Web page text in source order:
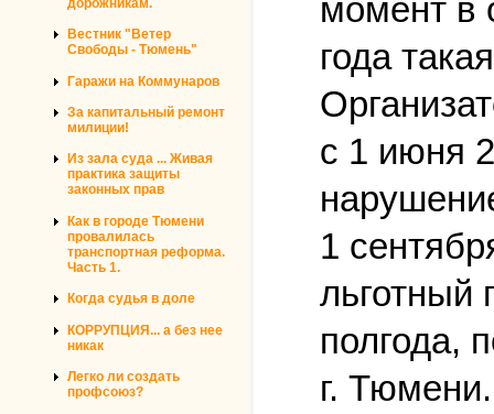
Вестник "Ветер
Свободы - Тюмень"
Гаражи на Коммунаров
За капитальный ремонт
милиции!
Из зала суда ... Живая
практика защиты
законных прав
Как в городе Тюмени
провалилась
транспортная реформа.
Часть 1.
Когда судья в доле
КОРРУПЦИЯ... а без нее
никак
Легко ли создать
профсоюз?
момент в
года
с 1 июня
1
льготный
полгода,
г.